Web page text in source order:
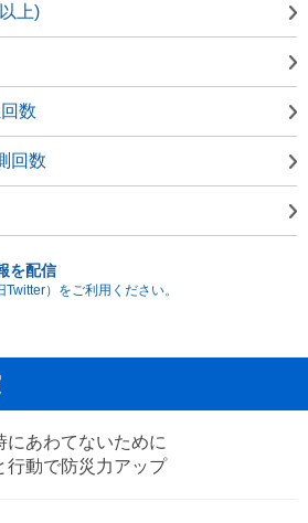
上)
数
回数
を配信
）をご利用ください。
にあわてないために
行動で防災力アップ